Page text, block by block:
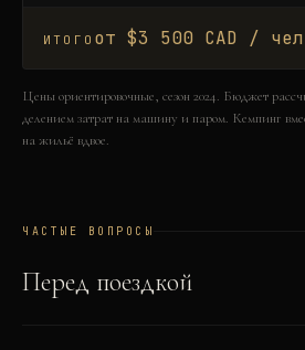
ИТОГО от $3 500 CAD /
Цены ориентировочные, сезон 2024. Бюджет
делением затрат на машину и паром. Кемпинг
на жильё вдвое.
ЧАСТЫЕ ВОПРОСЫ
Перед поездкой